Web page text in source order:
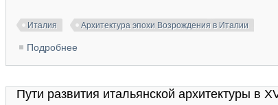
Италия Архитектура эпохи Возрождения в Италии
Подробнее
Пути развития итальянской архитектуры в